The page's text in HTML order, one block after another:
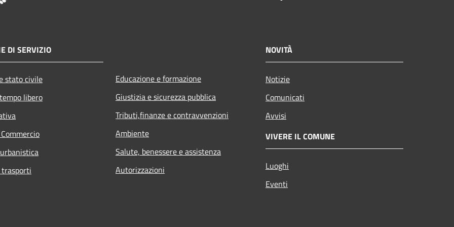
DI SERVIZIO
stato civile
libero
Educazione e formazione
Giustizia e sicurezza pubblica
Tributi,finanze e contravvenzioni
Ambiente
Salute, benessere e assistenza
Autorizzazioni
NOVITÀ
Notizie
Comunicati
Avvisi
VIVERE IL COMUNE
Luoghi
Eventi